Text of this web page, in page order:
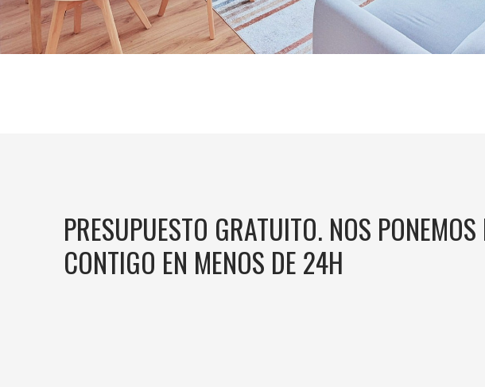
PRESUPUESTO GRATUITO. NOS
CONTIGO EN MENOS DE 24H